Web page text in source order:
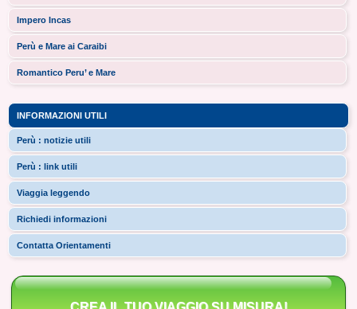
Impero Incas
Perù e Mare ai Caraibi
Romantico Peru’ e Mare
INFORMAZIONI UTILI
Perù : notizie utili
Perù : link utili
Viaggia leggendo
Richiedi informazioni
Contatta Orientamenti